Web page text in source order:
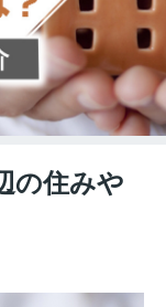
の住みや